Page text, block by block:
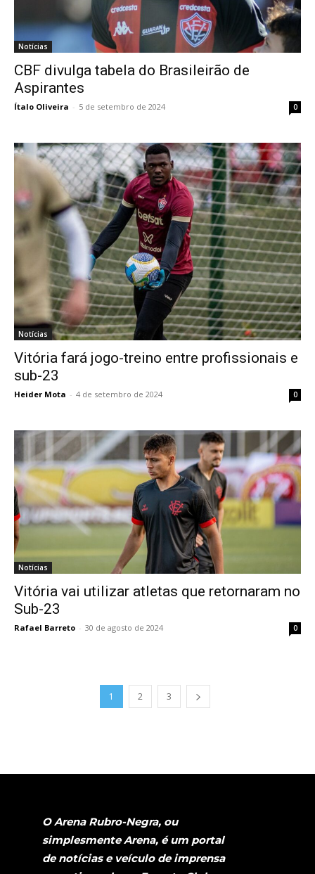
Notícias
CBF divulga tabela do Brasileirão de
Aspirantes
Ítalo Oliveira - 5 de setembro de 2024 0
Notícias
Vitória fará jogo-treino entre profissionais e
sub-23
Heider Mota - 4 de setembro de 2024 0
Notícias
Vitória vai utilizar atletas que retornaram no
Sub-23
Rafael Barreto - 30 de agosto de 2024 0
1 2 3
O Arena Rubro-Negra, ou
simplesmente Arena, é um portal
de notícias e veículo de imprensa